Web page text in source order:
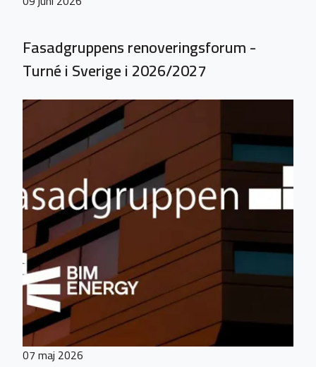
Fasadgruppens renoveringsforum -
Turné i Sverige i 2026/2027
07 maj 2026